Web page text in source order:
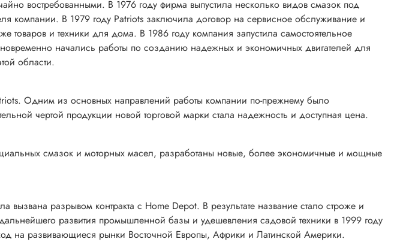
востребованными. В 1976 году фирма выпустила несколько видов смазок под
компании. В 1979 году Patriots заключила договор на сервисное обслуживание и
и техники для дома. В 1986 году компания запустила самостоятельное
начались работы по созданию надежных и экономичных двигателей для
области.
Одним из основных направлений работы компании по-прежнему было
чертой продукции новой торговой марки стала надежность и доступная цена.
смазок и моторных масел, разработаны новые, более экономичные и мощные
разрывом контракта с Home Depot. В результате название стало строже и
развития промышленной базы и удешевления садовой техники в 1999 году
на развивающиеся рынки Восточной Европы, Африки и Латинской Америки.